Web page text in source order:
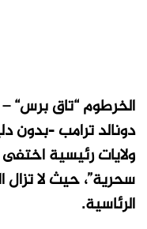
الخرطوم “تاق برس“ –
دونالد ترامب -بدون
ولايات رئيسية
سحرية”، حيث لا تزال
الرئاسية.